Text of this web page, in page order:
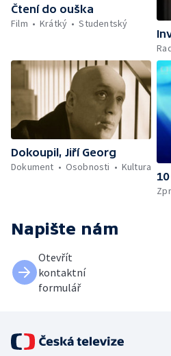
Čtení do ouška
Film
Krátký Studentský
Dokoupil, Jiří Georg
Dokument
Osobnosti Kultura
Napište nám
Otevřít
kontaktní
formulář